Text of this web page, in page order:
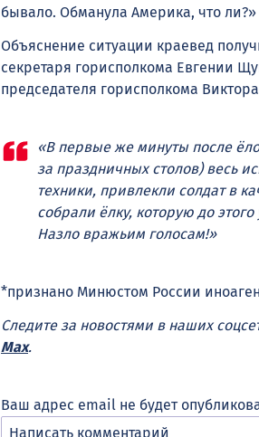
бывало. Обманула Америка, что ли?»
Объяснение ситуации краевед
секретаря горисполкома Евгении
председателя горисполкома
«В первые же минуты после
за праздничных столов) весь
техники, привлекли солдат в
собрали ёлку, которую до
Назло вражьим голосам!»
*признано Минюстом России
Следите за новостями в наших
Max.
Ваш адрес email не будет